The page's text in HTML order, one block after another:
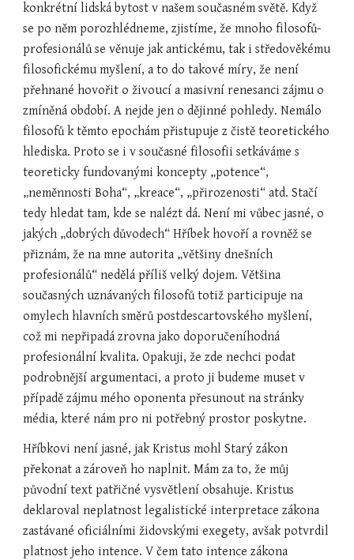
konkrétní lidská bytost v našem současném světě. Když
se po něm porozhlédneme, zjistíme, že mnoho filosofů-
profesionálů se věnuje jak antickému, tak i středověkému
filosofickému myšlení, a to do takové míry, že není
přehnané hovořit o živoucí a masivní renesanci zájmu o
zmíněná období. A nejde jen o dějinné pohledy. Nemálo
filosofů k těmto epochám přistupuje z čistě teoretického
hlediska. Proto se i v současné filosofii setkáváme s
teoreticky fundovanými koncepty „potence“,
„neměnnosti Boha“, „kreace“, „přirozenosti“ atd. Stačí
tedy hledat tam, kde se nalézt dá. Není mi vůbec jasné, o
jakých „dobrých důvodech“ Hříbek hovoří a rovněž se
přiznám, že na mne autorita „většiny dnešních
profesionálů“ nedělá příliš velký dojem. Většina
současných uznávaných filosofů totiž participuje na
omylech hlavních směrů postdescartovského myšlení,
což mi nepřipadá zrovna jako doporučeníhodná
profesionální kvalita. Opakuji, že zde nechci podat
podrobnější argumentaci, a proto ji budeme muset v
případě zájmu mého oponenta přesunout na stránky
média, které nám pro ni potřebný prostor poskytne.
Hříbkovi není jasné, jak Kristus mohl Starý zákon
překonat a zároveň ho naplnit. Mám za to, že můj
původní text patřičné vysvětlení obsahuje. Kristus
deklaroval neplatnost legalistické interpretace zákona
zastávané oficiálními židovskými exegety, avšak potvrdil
platnost jeho intence. V čem tato intence zákona